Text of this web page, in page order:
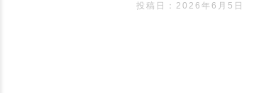
投稿日：2026年6月5日